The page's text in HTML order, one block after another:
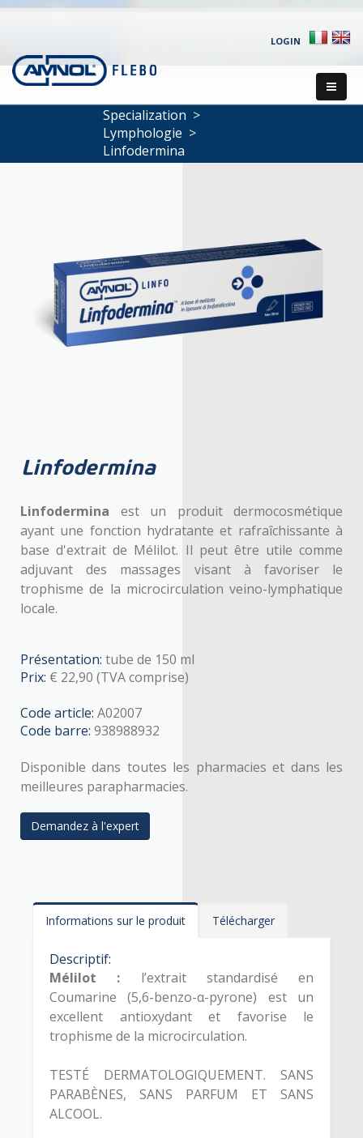
LOGIN
Specialization >
Lymphologie >
Linfodermina
10-
Euronational
Linfodermina
Linfodermina
Linfodermina est un produit dermocosmétique
ayant une fonction hydratante et rafraîchissante à
base d'extrait de Mélilot. Il peut être utile comme
adjuvant des massages visant à favoriser le
trophisme de la microcirculation veino-lymphatique
locale.
Présentation: tube de 150 ml
Prix: € 22,90 (TVA comprise)
Code article: A02007
Code barre: 938988932
Disponible dans toutes les pharmacies et dans les
meilleures parapharmacies.
Demandez à l'expert
Informations sur le produit Télécharger
Descriptif:
Mélilot : l’extrait standardisé en
Coumarine (5,6-benzo-α-pyrone) est un
excellent antioxydant et favorise le
trophisme de la microcirculation.
TESTÉ DERMATOLOGIQUEMENT. SANS
PARABÈNES, SANS PARFUM ET SANS
ALCOOL.